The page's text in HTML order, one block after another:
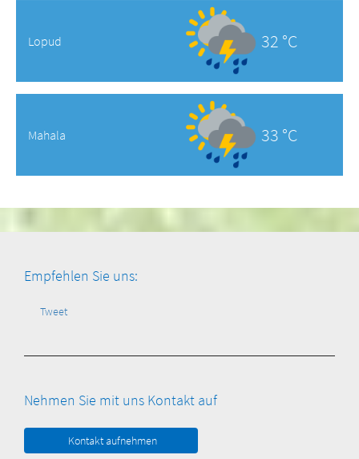
Lopud 32 °C
Mahala 33 °C
Empfehlen Sie uns:
Tweet
Nehmen Sie mit uns Kontakt auf
Kontakt aufnehmen